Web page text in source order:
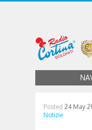
Posted 24 May
Notizie